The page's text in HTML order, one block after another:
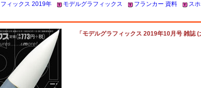
ィックス 2019年 モデルグラフィックス フランカー 資料 ス
「モデルグラフィックス 2019年10月号 雑